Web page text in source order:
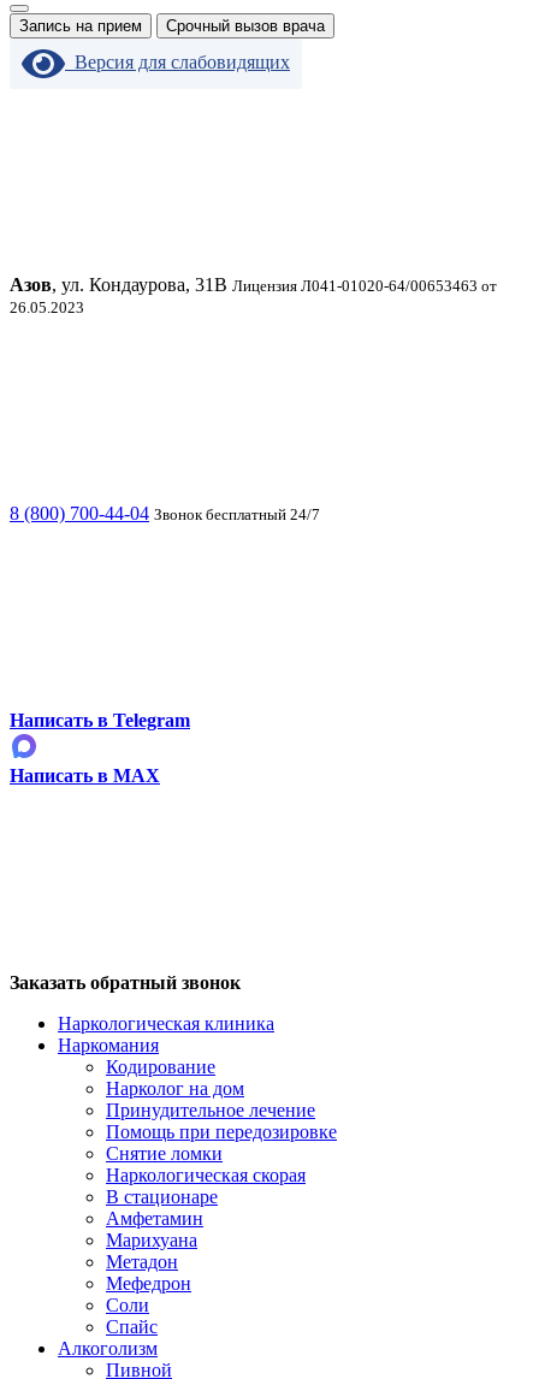
Запись на прием Срочный вызов врача
Версия для слабовидящих
Азов, ул. Кондаурова, 31В Лицензия Л041-01020-64/00653463 от
26.05.2023
8 (800) 700-44-04 Звонок бесплатный 24/7
Написать в Telegram
Написать в MAX
Заказать обратный звонок
Наркологическая клиника
Наркомания
Кодирование
Нарколог на дом
Принудительное лечение
Помощь при передозировке
Снятие ломки
Наркологическая скорая
В стационаре
Амфетамин
Марихуана
Метадон
Мефедрон
Соли
Спайс
Алкоголизм
Пивной